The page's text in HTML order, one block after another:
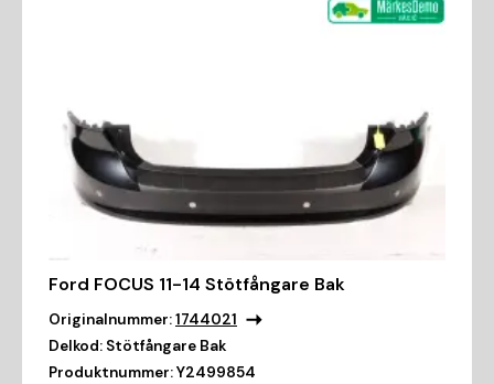
Ford FOCUS 11-14 Stötfångare Bak
Originalnummer:1744021
Delkod: Stötfångare Bak
Produktnummer:Y2499854